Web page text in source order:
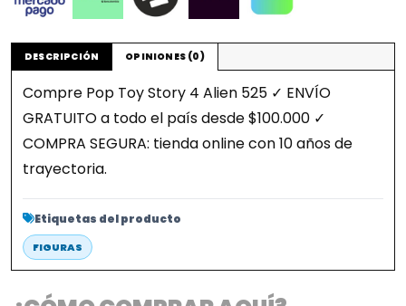
DESCRIPCIÓN OPINIONES (0)
Compre Pop Toy Story 4 Alien 525 ✓ ENVÍO
GRATUITO a todo el país desde $100.000 ✓
COMPRA SEGURA: tienda online con 10 años de
trayectoria.
Etiquetas del producto
FIGURAS